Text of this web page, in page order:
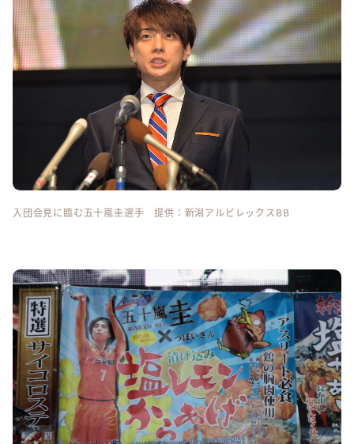
入団会見に臨む五十嵐圭選手 提供：新潟アルビレックスBB